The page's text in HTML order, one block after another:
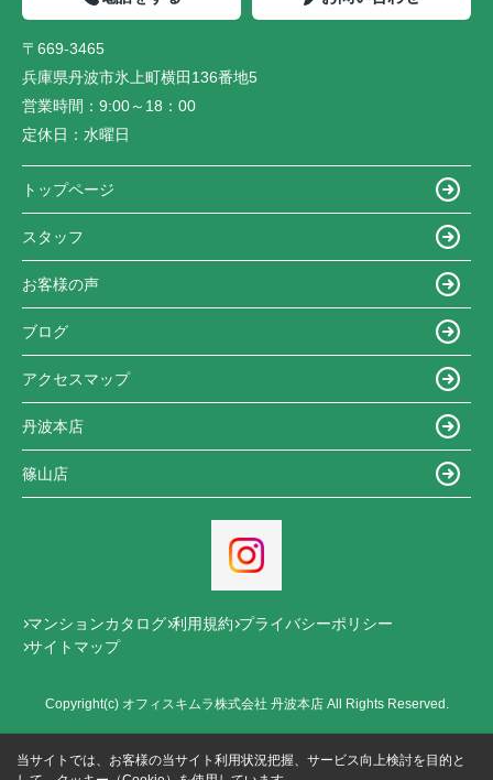
〒669-3465
兵庫県丹波市氷上町横田136番地5
営業時間： 9:00～18：00
定休日： 水曜日
トップページ
スタッフ
お客様の声
ブログ
アクセスマップ
丹波本店
篠山店
マンションカタログ 利用規約 プライバシーポリシー
サイトマップ
Copyright(c) オフィスキムラ株式会社 丹波本店 All Rights Reserved.
当サイトでは、お客様の当サイト利用状況把握、サービス向上検討を目的と